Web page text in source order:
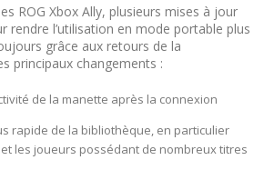
ROG Xbox Ally, plusieurs mises à jour
rendre l’utilisation en mode portable plus
grâce aux retours de la
principaux changements :
de la manette après la connexion
rapide de la bibliothèque, en particulier
les joueurs possédant de nombreux titres